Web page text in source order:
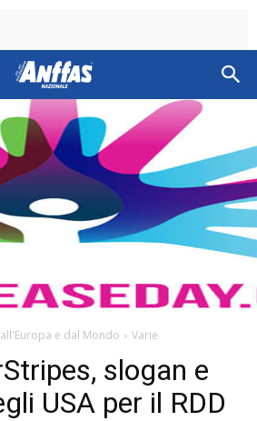
e dal Mondo Varie
slogan e
USA per il RDD